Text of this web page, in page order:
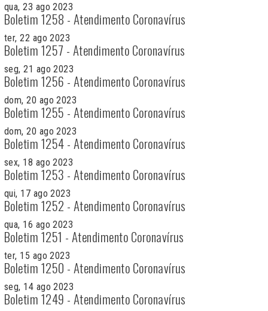
qua, 23 ago 2023
Boletim 1258 - Atendimento Coronavírus
ter, 22 ago 2023
Boletim 1257 - Atendimento Coronavírus
seg, 21 ago 2023
Boletim 1256 - Atendimento Coronavírus
dom, 20 ago 2023
Boletim 1255 - Atendimento Coronavírus
dom, 20 ago 2023
Boletim 1254 - Atendimento Coronavírus
sex, 18 ago 2023
Boletim 1253 - Atendimento Coronavírus
qui, 17 ago 2023
Boletim 1252 - Atendimento Coronavírus
qua, 16 ago 2023
Boletim 1251 - Atendimento Coronavírus
ter, 15 ago 2023
Boletim 1250 - Atendimento Coronavírus
seg, 14 ago 2023
Boletim 1249 - Atendimento Coronavírus